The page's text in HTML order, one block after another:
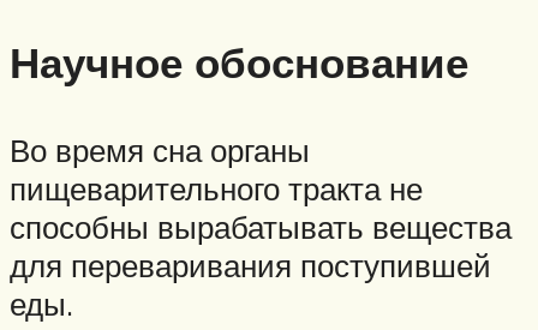
Научное обоснование
Во время сна органы
пищеварительного тракта не
способны вырабатывать вещества
для переваривания поступившей
еды.